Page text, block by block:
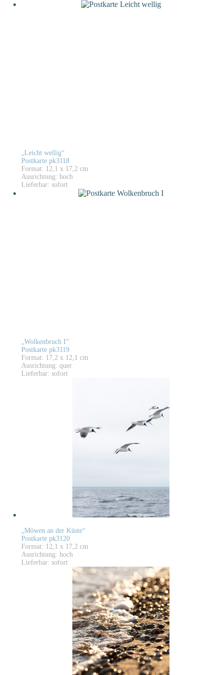
„Leicht wellig“
Postkarte pk3118
Format: 12,1 x 17,2 cm
Ausrichtung: hoch
Lieferbar: sofort
„Wolkenbruch I“
Postkarte pk3119
Format: 17,2 x 12,1 cm
Ausrichtung: quer
Lieferbar: sofort
„Möwen an der Küste“
Postkarte pk3120
Format: 12,1 x 17,2 cm
Ausrichtung: hoch
Lieferbar: sofort